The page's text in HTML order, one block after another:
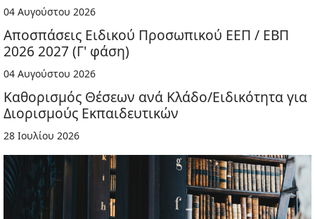
04 Αυγούστου 2026
Αποσπάσεις Ειδικού Προσωπικού ΕΕΠ / ΕΒΠ
2026 2027 (Γ' φάση)
04 Αυγούστου 2026
Καθορισμός Θέσεων ανά Κλάδο/Ειδικότητα για
Διορισμούς Εκπαιδευτικών
28 Ιουλίου 2026